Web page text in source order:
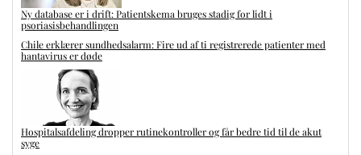
Ny database er i drift: Patientskema bruges stadig for lidt i
psoriasisbehandlingen
Chile erklærer sundhedsalarm: Fire ud af ti registrerede patienter med
hantavirus er døde
Hospitalsafdeling dropper rutinekontroller og får bedre tid til de akut
syge